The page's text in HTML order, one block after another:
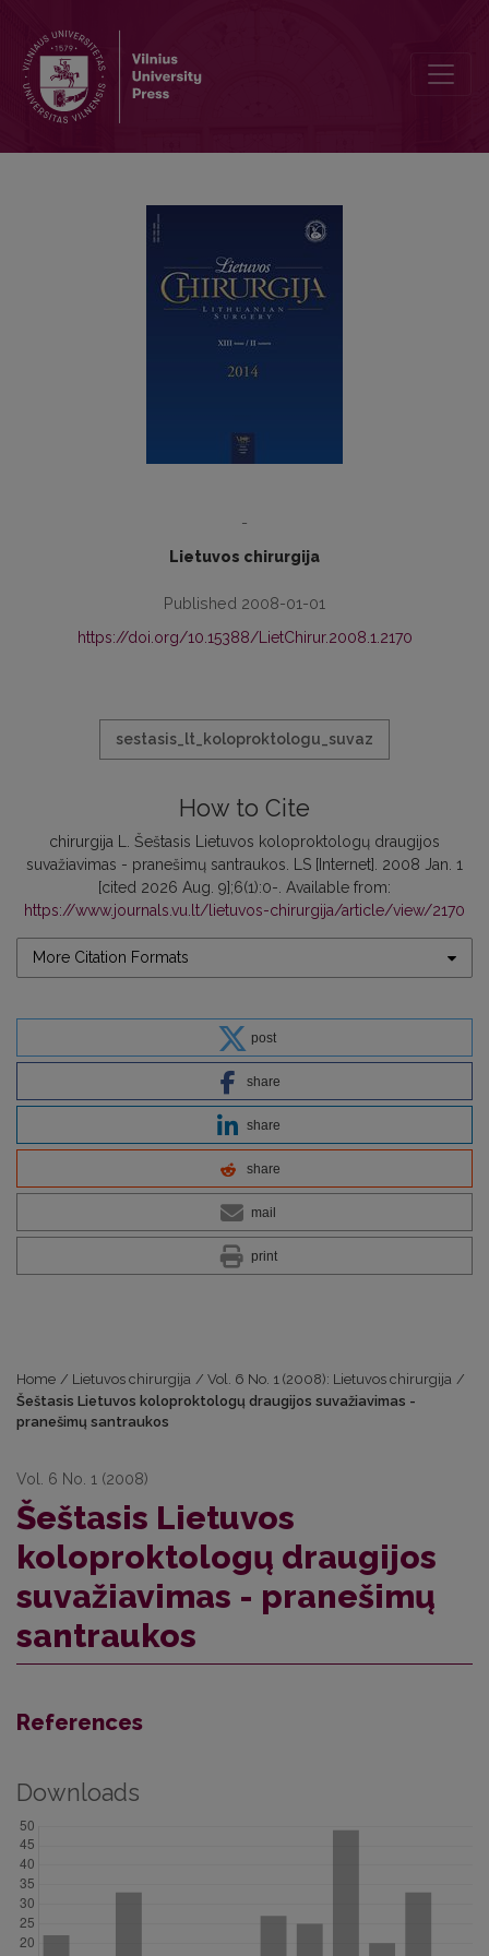
-
Lietuvos chirurgija
Published 2008-01-01
https://doi.org/10.15388/LietChirur.2008.1.2170
sestasis_lt_koloproktologu_suvaz
How to Cite
chirurgija L. Šeštasis Lietuvos koloproktologų draugijos
suvažiavimas - pranešimų santraukos. LS [Internet]. 2008 Jan. 1
[cited 2026 Aug. 9];6(1):0-. Available from:
https://www.journals.vu.lt/lietuvos-chirurgija/article/view/2170
More Citation Formats
post
share
share
share
mail
print
Home / Lietuvos chirurgija / Vol. 6 No. 1 (2008): Lietuvos chirurgija /
Šeštasis Lietuvos koloproktologų draugijos suvažiavimas -
pranešimų santraukos
Vol. 6 No. 1 (2008)
Šeštasis Lietuvos
koloproktologų draugijos
suvažiavimas - pranešimų
santraukos
References
Downloads